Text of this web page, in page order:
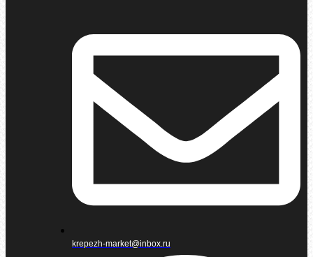
krepezh-market@inbox.ru